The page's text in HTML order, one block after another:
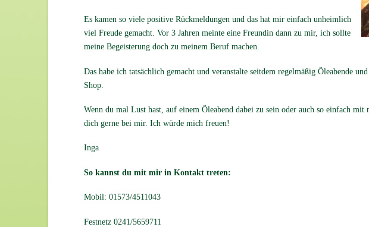
Es kamen so viele positive Rückmeldungen und das hat mir einfach unheimlich
viel Freude gemacht. Vor 3 Jahren meinte eine Freundin dann zu mir, ich sollte
meine Begeisterung doch zu meinem Beruf machen.
Das habe ich tatsächlich gemacht und veranstalte seitdem regelmäßig Öleabende
Shop.
Wenn du mal Lust hast, auf einem Öleabend dabei zu sein oder auch so einfach
dich gerne bei mir. Ich würde mich freuen!
Inga
So kannst du mit mir in Kontakt treten:
Mobil: 01573/4511043
Festnetz 0241/5659711